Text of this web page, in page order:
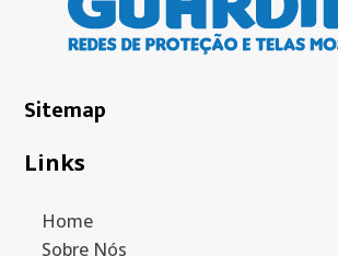
Sitemap
Links
Home
Sobre Nós